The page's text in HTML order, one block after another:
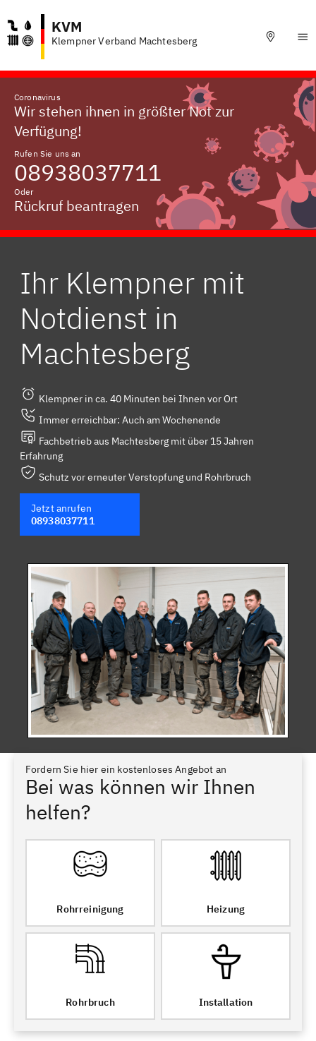
KVM
Klempner Verband Machtesberg
Coronavirus
Wir stehen ihnen in größter Not zur
Verfügung!
Rufen Sie uns an
08938037711
Oder
Rückruf beantragen
Ihr Klempner mit
Notdienst in
Machtesberg
Klempner in ca. 40 Minuten bei Ihnen vor Ort
Immer erreichbar: Auch am Wochenende
Fachbetrieb aus Machtesberg mit über 15 Jahren
Erfahrung
Schutz vor erneuter Verstopfung und Rohrbruch
Jetzt anrufen
08938037711
Fordern Sie hier ein kostenloses Angebot an
Bei was können wir Ihnen
helfen?
Rohrreinigung Heizung
Rohrbruch Installation